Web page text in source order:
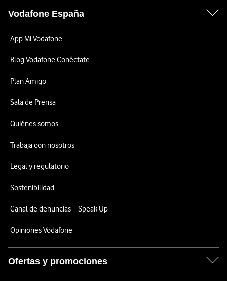
Vodafone España
App Mi Vodafone
Blog Vodafone Conéctate
Plan Amigo
Sala de Prensa
Quiénes somos
Trabaja con nosotros
Legal y regulatorio
Sostenibilidad
Canal de denuncias – Speak Up
Opiniones Vodafone
Ofertas y promociones